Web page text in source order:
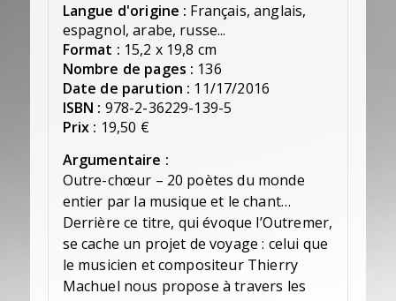
Langue d'origine : Français, anglais,
espagnol, arabe, russe...
Format : 15,2 x 19,8 cm
Nombre de pages : 136
Date de parution : 11/17/2016
ISBN : 978-2-36229-139-5
Prix : 19,50 €
Argumentaire :
Outre-chœur – 20 poètes du monde
entier par la musique et le chant…
Derrière ce titre, qui évoque l’Outremer,
se cache un projet de voyage : celui que
le musicien et compositeur Thierry
Machuel nous propose à travers les